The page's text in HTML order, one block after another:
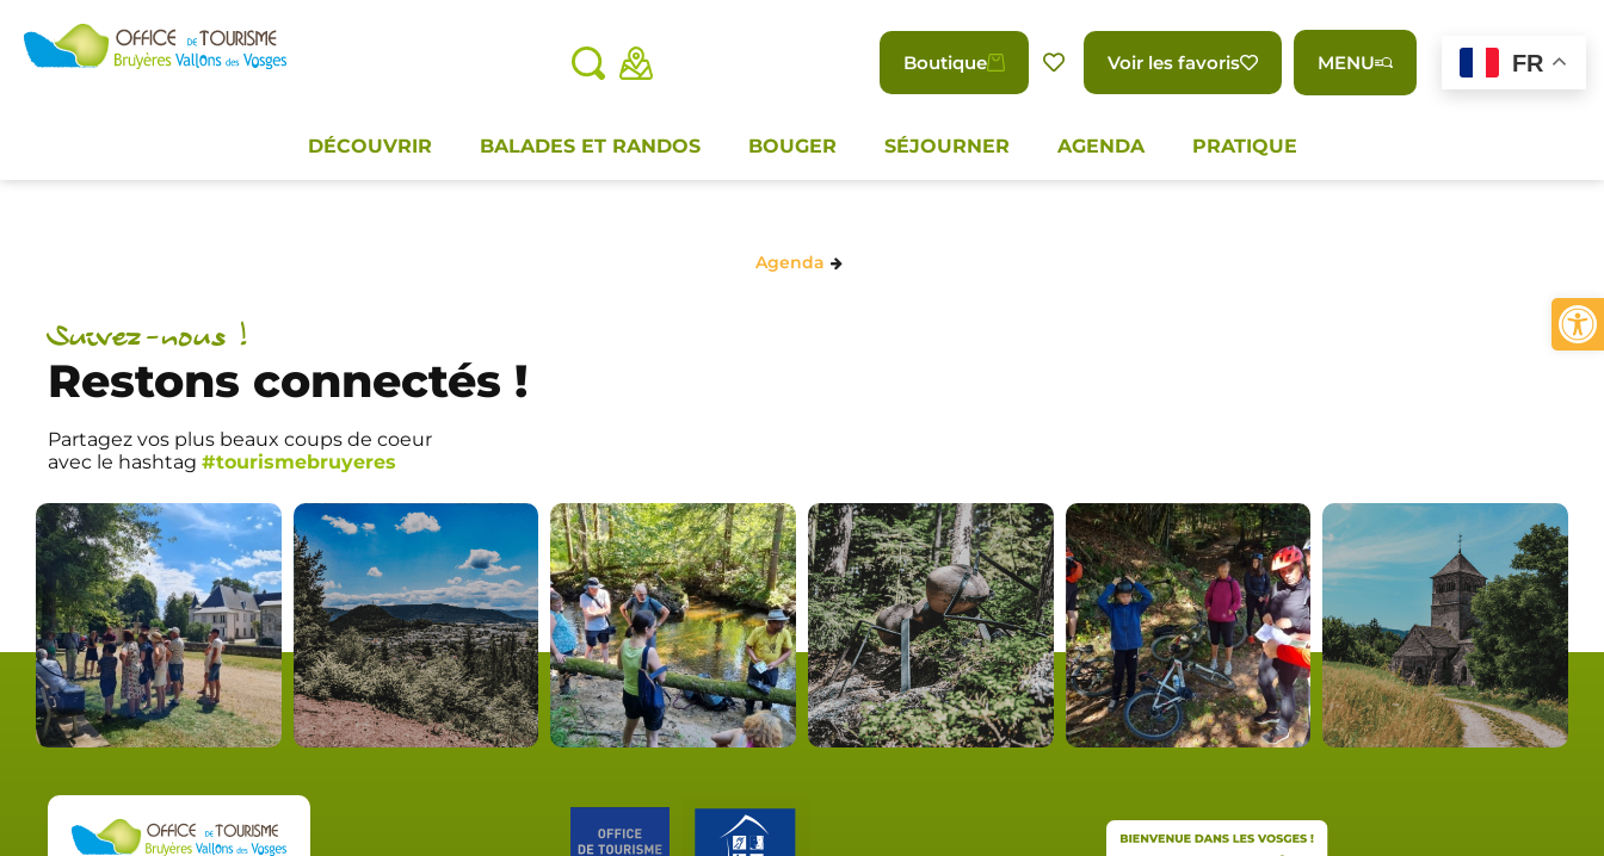
Boutique Voir les favoris MENU FR
DÉCOUVRIR BALADES ET RANDOS BOUGER SÉJOURNER AGENDA PRATIQUE
Agenda
Suivez-nous !
Restons connectés !
Partagez vos plus beaux coups de coeur
avec le hashtag #tourismebruyeres